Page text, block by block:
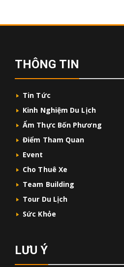
THÔNG TIN
Tin Tức
Kinh Nghiệm Du Lịch
Ẩm Thực Bốn Phương
Điểm Tham Quan
Event
Cho Thuê Xe
Team Building
Tour Du Lịch
Sức Khỏe
LƯU Ý